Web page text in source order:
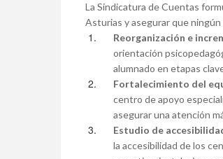
La Sindicatura de Cuentas
Asturias y asegurar que
Reorganización e
orientación
alumnado en etapas
Fortalecimiento del
centro de apoyo
asegurar una atención
Estudio de
la accesibilidad de los